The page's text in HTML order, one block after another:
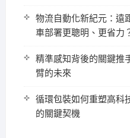
物流自動化新紀元：遠
車部署更聰明、更省力
精準感知背後的關鍵推
臂的未來
循環包裝如何重塑高科
的關鍵契機